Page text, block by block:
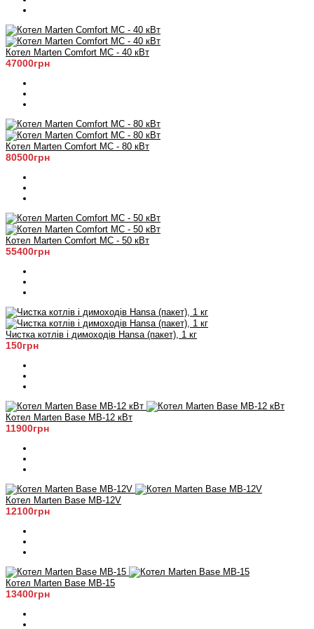
Котел Marten Comfort MC - 40 кВт
47000грн
Котел Marten Comfort MC - 80 кВт
80500грн
Котел Marten Comfort MC - 50 кВт
55400грн
Чистка котлів і димоходів Hansa (пакет), 1 кг
150грн
Котел Marten Base MB-12 кВт
11900грн
Котел Marten Base MB-12V
12100грн
Котел Marten Base MB-15
13400грн